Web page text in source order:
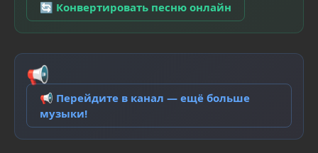
🔄 Конвертировать песню онлайн
📢
📢 Перейдите в канал — ещё больше
музыки!